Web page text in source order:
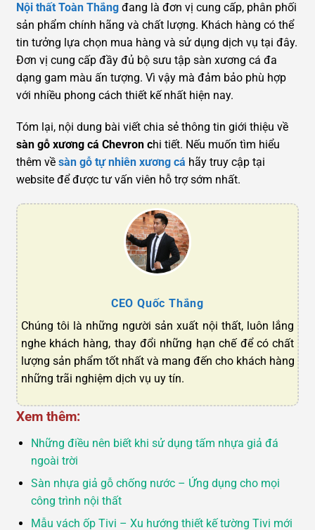
Nội thất Toàn Thắng đang là đơn vị cung cấp, phân phối
sản phẩm chính hãng và chất lượng. Khách hàng có thể
tin tưởng lựa chọn mua hàng và sử dụng dịch vụ tại đây.
Đơn vị cung cấp đầy đủ bộ sưu tập sàn xương cá đa
dạng gam màu ấn tượng. Vì vậy mà đảm bảo phù hợp
với nhiều phong cách thiết kế nhất hiện nay.
Tóm lại, nội dung bài viết chia sẻ thông tin giới thiệu về
sàn gỗ xương cá Chevron chi tiết. Nếu muốn tìm hiểu
thêm về sàn gỗ tự nhiên xương cá hãy truy cập tại
website để được tư vấn viên hỗ trợ sớm nhất.
CEO Quốc Thắng
Chúng tôi là những người sản xuất nội thất, luôn lắng
nghe khách hàng, thay đổi những hạn chế để có chất
lượng sản phẩm tốt nhất và mang đến cho khách hàng
những trãi nghiệm dịch vụ uy tín.
Xem thêm:
Những điều nên biết khi sử dụng tấm nhựa giả đá
ngoài trời
Sàn nhựa giả gỗ chống nước – Ứng dụng cho mọi
công trình nội thất
Mẫu vách ốp Tivi – Xu hướng thiết kế tường Tivi mới